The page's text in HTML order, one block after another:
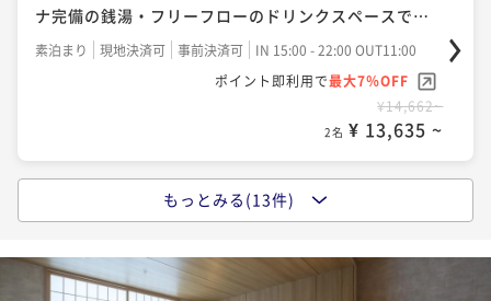
ナ完備の銭湯・フリーフローのドリンクスペースで充
実したホテルステイ
素泊まり 現地決済可 事前決済可
IN 15:00 - 22:00 OUT11:00
ポイント即利用で最大7％OFF
¥14,662~
2名 ¥ 13,635 ~
【Potel Stay】＜食事なし＞ルーフトップテラスや銭
湯、生ビールやワインをフリーフローで愉しむ充実し
た滞在
素泊まり 現地決済可 事前決済可
もっとみる(13件)